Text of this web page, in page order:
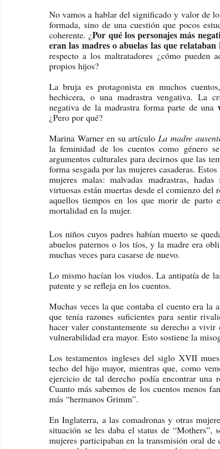
No vamos a hablar del significado y valor de
formada, sino de una cuestión que pocos
coherente. ¿Por qué los personajes más
eran las madres o abuelas las que relataban
respecto a los maltratadores ¿cómo pueden
propios hijos?
La bruja es protagonista en muchos
hechicera, o una madrastra vengativa. La
negativa de la madrastra forma parte de una
¿Pero por qué?
Marina Warner en su artículo La madre
la feminidad de los cuentos como género
argumentos culturales para decirnos que las
forma sesgada por las mujeres casaderas.
mujeres malas: malvadas madrastras,
virtuosas están muertas desde el comienzo
aquellos tiempos en los que morir de parto
mortalidad en la mujer.
Los niños cuyos padres habían muerto se
abuelos paternos o los tíos, y la madre era
muchas veces para casarse de nuevo.
Lo mismo hacían los viudos. La antipatía de
patente y se refleja en los cuentos.
Muchas veces la que contaba el cuento era
que tenía razones suficientes para sentir
hacer valer constantemente su derecho a
vulnerabilidad era mayor. Esto sostiene la
Los testamentos ingleses del siglo XVII
techo del hijo mayor, mientras que, como
ejercicio de tal derecho podía encontrar una
Cuanto más sabemos de los cuentos menos
más “hermanos Grimm”.
En Inglaterra, a las comadronas y otras
situación se les daba el status de “Mothers”,
mujeres participaban en la transmisión oral